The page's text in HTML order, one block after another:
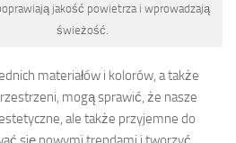
jakość powietrza i wprowadzają
świeżość.
materiałów i kolorów, a także
mogą sprawić, że nasze
ale także przyjemne do